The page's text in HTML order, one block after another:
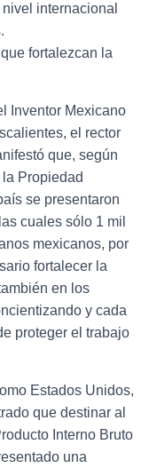
internacional
fortalezcan la
Inventor Mexicano
el rector
que, según
Propiedad
se presentaron
cuales sólo 1 mil
mexicanos, por
fortalecer la
en los
y cada
proteger el trabajo
Estados Unidos,
que destinar al
Interno Bruto
una